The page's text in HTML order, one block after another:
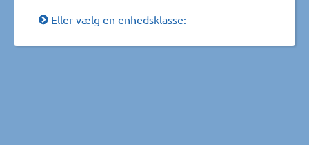
Eller vælg en enhedsklasse: